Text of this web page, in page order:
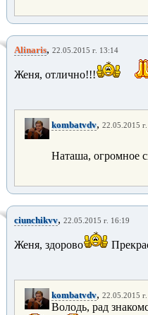
Alinaris, 22.05.2015 г. 13:14
Женя, отлично!!!
kombatvdv, 22.05.2015
Наташа, огромное
ciunchikvv, 22.05.2015 г. 16:19
Женя, здорово
kombatvdv, 22.05.2015
Володь, рад